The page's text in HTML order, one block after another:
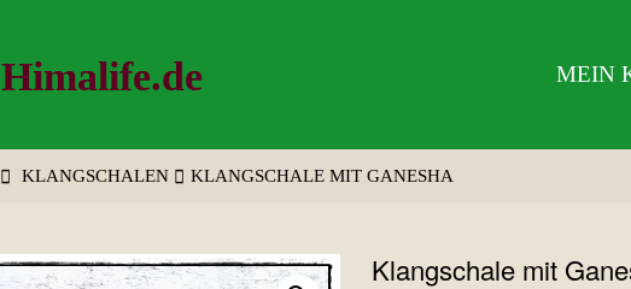
Himalife.de MEIN
STARTKLANGSCHALEN KLANGSCHALE MIT GANESHA
Klangschale mit